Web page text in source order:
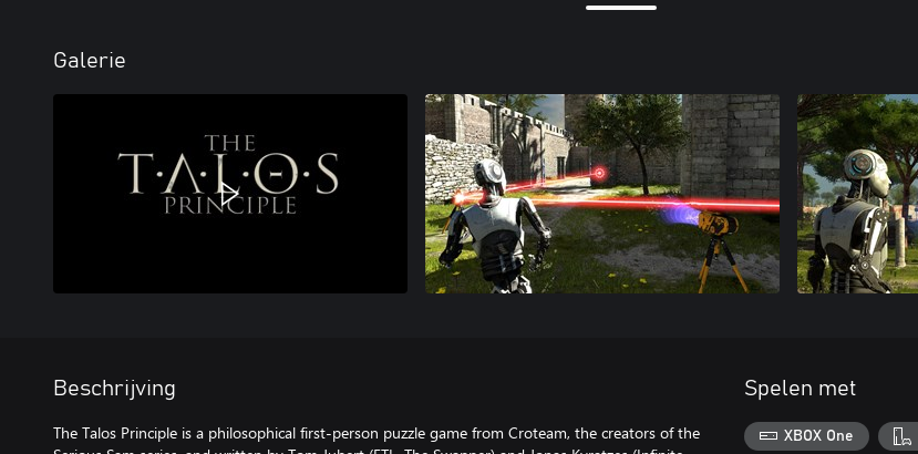
Galerie
Beschrijving
The Talos Principle is a philosophical first-person puzzle game from Croteam, the creators of the
Spelen met
XBOX One